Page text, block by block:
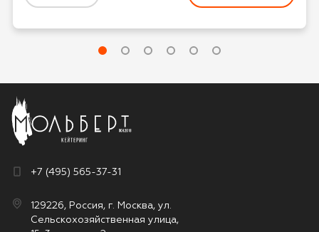
+7 (495) 565-37-31
129226, Россия, г. Москва, ул.
Сельскохозяйственная улица,